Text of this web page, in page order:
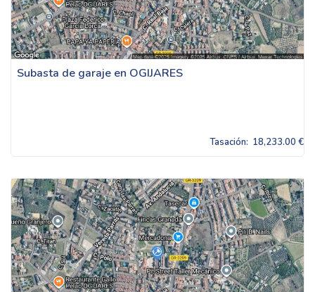
Subasta de garaje en OGIJARES
Tasación: 18,233.00 €